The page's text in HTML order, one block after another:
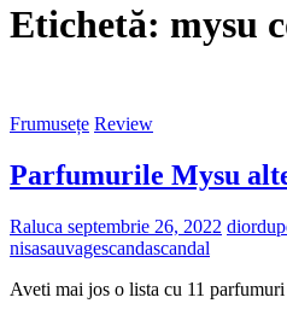
Etichetă: mysu
Frumusețe Review
Parfumurile Mysu
Raluca septembrie 26, 2022 dior
nisasauvagescandascandal
Aveti mai jos o lista cu 11